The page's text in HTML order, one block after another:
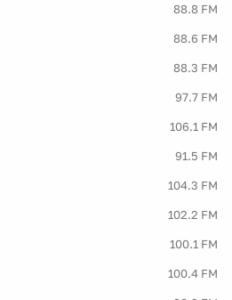
88.8 FM
88.6 FM
88.3 FM
97.7 FM
106.1 FM
91.5 FM
104.3 FM
102.2 FM
100.1 FM
100.4 FM